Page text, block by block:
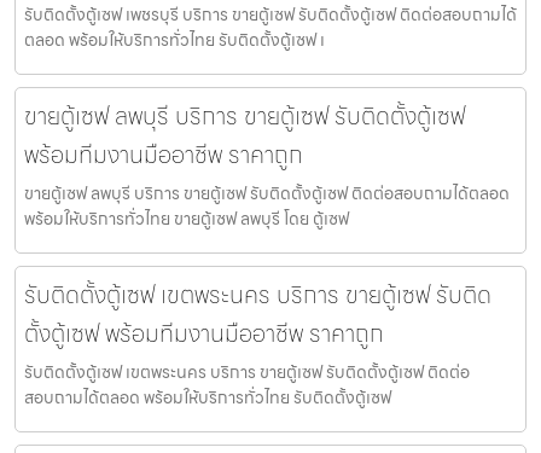
รับติดตั้งตู้เซฟ เพชรบุรี บริการ ขายตู้เซฟ รับติดตั้งตู้เซฟ ติดต่อสอบถามได้
ตลอด พร้อมให้บริการทั่วไทย รับติดตั้งตู้เซฟ เ
ขายตู้เซฟ ลพบุรี บริการ ขายตู้เซฟ รับติดตั้งตู้เซฟ
พร้อมทีมงานมืออาชีพ ราคาถูก
ขายตู้เซฟ ลพบุรี บริการ ขายตู้เซฟ รับติดตั้งตู้เซฟ ติดต่อสอบถามได้ตลอด
พร้อมให้บริการทั่วไทย ขายตู้เซฟ ลพบุรี โดย ตู้เซฟ
รับติดตั้งตู้เซฟ เขตพระนคร บริการ ขายตู้เซฟ รับติด
ตั้งตู้เซฟ พร้อมทีมงานมืออาชีพ ราคาถูก
รับติดตั้งตู้เซฟ เขตพระนคร บริการ ขายตู้เซฟ รับติดตั้งตู้เซฟ ติดต่อ
สอบถามได้ตลอด พร้อมให้บริการทั่วไทย รับติดตั้งตู้เซฟ